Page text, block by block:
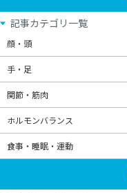
記事カテゴリ一覧
顔・頭
手・足
関節・筋肉
ホルモンバランス
食事・睡眠・運動